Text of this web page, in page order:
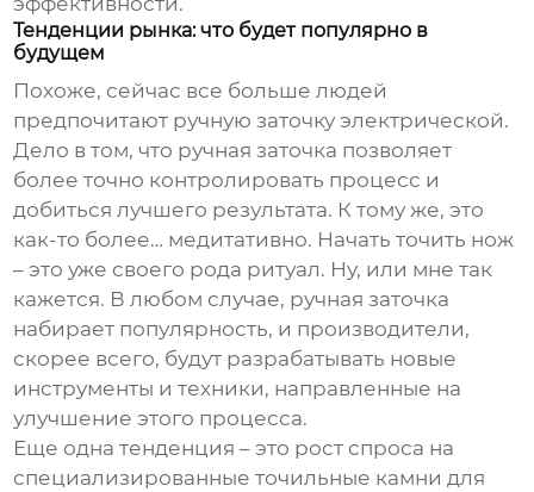
Тенденции рынка: что будет популярно в
будущем
Похоже, сейчас все больше людей
предпочитают ручную заточку электрической.
Дело в том, что ручная заточка позволяет
более точно контролировать процесс и
добиться лучшего результата. К тому же, это
как-то более… медитативно. Начать точить нож
– это уже своего рода ритуал. Ну, или мне так
кажется. В любом случае, ручная заточка
набирает популярность, и производители,
скорее всего, будут разрабатывать новые
инструменты и техники, направленные на
улучшение этого процесса.
Еще одна тенденция – это рост спроса на
специализированные точильные камни для